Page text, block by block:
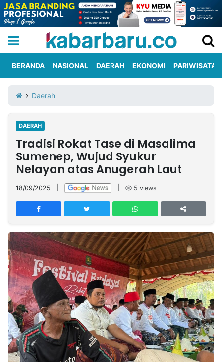
Iklan
Berita
Kami
Nasional
International
Olahraga
Entertainment
Daerah
Pariwisata
Kuliner
Kolom
Network
PT
TREETAN
INDONESIA
Partner
Insight
NTB
Suara
Time
Lens
IDN
Daily
Jogja
Jalan
Rakyat
Idealita
News
Kita
Notice
Dinamikapost.com
Radar
Baru
Seedbacklink
Follow
Kabarbaru
BERANDA NASIONAL DAERAH EKONOMI PARIWISATA
Daerah
DAERAH
Tradisi Rokat Tase di Masalima
Sumenep, Wujud Syukur
Nelayan atas Anugerah Laut
18/09/2025 5 views